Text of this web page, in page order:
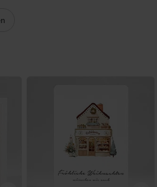
den Fotos Ihrer Familie passt.